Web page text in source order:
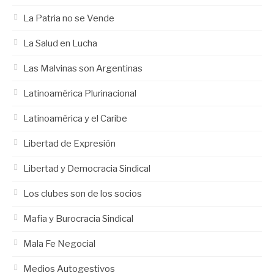
La Patria no se Vende
La Salud en Lucha
Las Malvinas son Argentinas
Latinoamérica Plurinacional
Latinoamérica y el Caribe
Libertad de Expresión
Libertad y Democracia Sindical
Los clubes son de los socios
Mafia y Burocracia Sindical
Mala Fe Negocial
Medios Autogestivos